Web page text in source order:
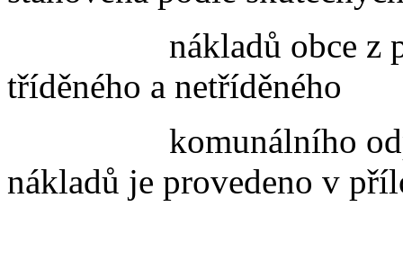
nákladů obce z
tříděného a netříděného
komunálního
nákladů je provedeno v